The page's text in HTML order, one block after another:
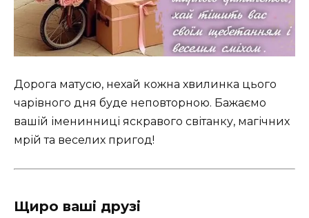
Дорога матусю, нехай кожна хвилинка цього
чарівного дня буде неповторною. Бажаємо
вашій іменинниці яскравого світанку, магічних
мрій та веселих пригод!
Щиро ваші друзі